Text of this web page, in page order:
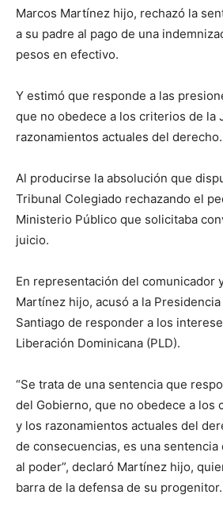
Marcos Martínez hijo, rechazó la
a su padre al pago de una
pesos en efectivo.
Y estimó que responde a las
que no obedece a los criterios de la
razonamientos actuales del derecho.
Al producirse la absolución que
Tribunal Colegiado rechazando el
Ministerio Público que solicitaba
juicio.
En representación del comunicador
Martínez hijo, acusó a la
Santiago de responder a los
Liberación Dominicana (PLD).
“Se trata de una sentencia que
del Gobierno, que no obedece a los
y los razonamientos actuales del
de consecuencias, es una
al poder”, declaró Martínez hijo,
barra de la defensa de su progenitor.